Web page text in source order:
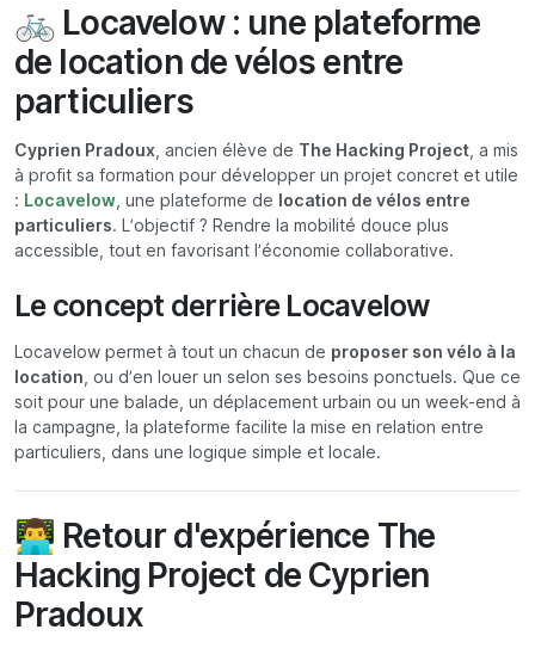
🚲 Locavelow : une plateforme
de location de vélos entre
particuliers
Cyprien Pradoux , ancien élève de The Hacking Project , a mis
à profit sa formation pour développer un projet concret et utile
: Locavelow , une plateforme de
location de vélos entre
particuliers. L’objectif ? Rendre la mobilité douce plus
accessible, tout en favorisant l’économie collaborative.
Le concept derrière Locavelow
Locavelow permet à tout un chacun de proposer son vélo à la
location , ou d’en louer un selon ses besoins ponctuels. Que ce
soit pour une balade, un déplacement urbain ou un week-end à
la campagne, la plateforme facilite la mise en relation entre
particuliers, dans une logique simple et locale.
👨‍💻 Retour d'expérience The
Hacking Project de Cyprien
Pradoux